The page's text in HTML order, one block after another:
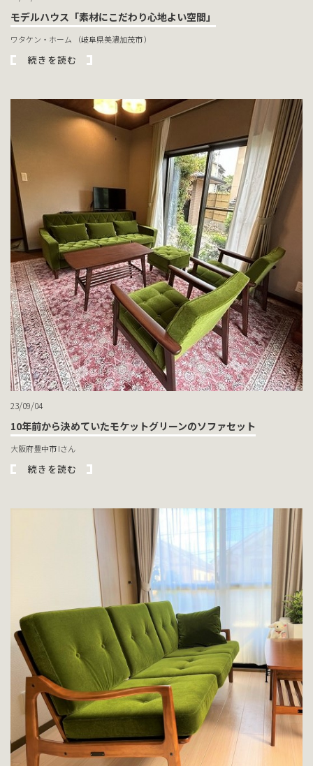
モデルハウス「素材にこだわり心地よい空間」
ワタケン・ホーム （岐阜県美濃加茂市 ）
続きを読む
23/09/04
10年前から決めていたモケットグリーンのソファセット
大阪府豊中市 Iさん
続きを読む